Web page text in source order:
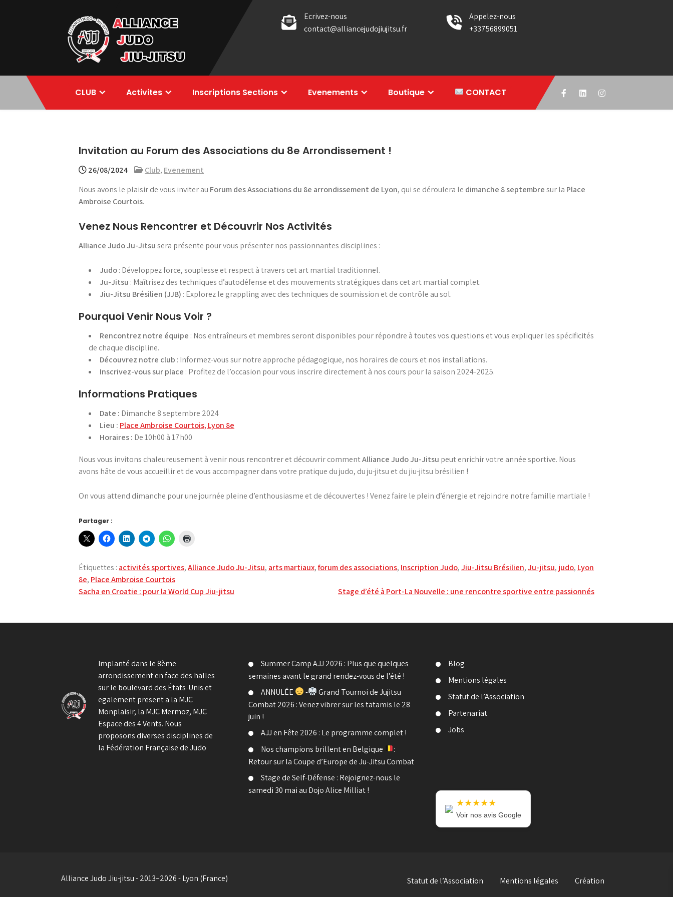
Alliance Judo
Jiu-jitsu
Ecrivez-nous
contact@alliancejudojiujitsu.fr
Appelez-nous
+33756899051
CLUB Activites Inscriptions Sections Evenements Boutique CONTACT
Invitation au Forum des Associations du 8e Arrondissement !
26/08/2024 Club, Evenement
Nous avons le plaisir de vous inviter au Forum des Associations du 8e arrondissement de Lyon, qui se déroulera le dimanche 8 septembresur la Place
Ambroise Courtois.
Venez Nous Rencontrer et Découvrir Nos Activités
Alliance Judo Ju-Jitsusera présente pour vous présenter nos passionnantes disciplines :
Judo: Développez force, souplesse et respect à travers cet art martial traditionnel.
Ju-Jitsu : Maîtrisez des techniques d’autodéfense et des mouvements stratégiques dans cet art martial complet.
Jiu-Jitsu Brésilien (JJB) : Explorez le grappling avec des techniques de soumission et de contrôle au sol.
Pourquoi Venir Nous Voir ?
Rencontrez notre équipe : Nos entraîneurs et membres seront disponibles pour répondre à toutes vos questions et vous expliquer les spécificités
de chaque discipline.
Découvrez notre club : Informez-vous sur notre approche pédagogique, nos horaires de cours et nos installations.
Inscrivez-vous sur place : Profitez de l’occasion pour vous inscrire directement à nos cours pour la saison 2024-2025.
Informations Pratiques
Date : Dimanche 8 septembre 2024
Lieu : Place Ambroise Courtois, Lyon 8e
Horaires : De 10h00 à 17h00
Nous vous invitons chaleureusement à venir nous rencontrer et découvrir commentAlliance Judo Ju-Jitsu peut enrichir votre année sportive. Nous
avons hâte de vous accueillir et de vous accompagner dans votre pratique du judo, du ju-jitsu et du jiu-jitsu brésilien !
On vous attend dimanche pour une journée pleine d’enthousiasme et de découvertes ! Venez faire le plein d’énergie et rejoindre notre famille martiale !
Partager :
Étiquettes : activités sportives,Alliance Judo Ju-Jitsu, arts martiaux,forum des associations, Inscription Judo,Jiu-Jitsu Brésilien,Ju-jitsu, judo, Lyon
8e, Place Ambroise Courtois
Navigation
Sacha en Croatie : pour la World Cup Jiu-jitsu Stage d’été à Port-La Nouvelle : une rencontre sportive entre passionnés
Implanté dans le 8ème
arrondissement en face des halles
sur le boulevard des États-Unis et
egalement present a la MJC
Monplaisir, la MJC Mermoz, MJC
Espace des 4 Vents. Nous
proposons diverses disciplines de
la Fédération Française de Judo
Summer Camp AJJ 2026 : Plus que quelques
semaines avant le grand rendez-vous de l’été !
ANNULÉE
-
Grand Tournoi de Jujitsu
Combat 2026 : Venez vibrer sur les tatamis le 28
juin !
AJJ en Fête 2026 : Le programme complet !
Nos champions brillent en Belgique
:
Retour sur la Coupe d’Europe de Ju-Jitsu Combat
Stage de Self-Défense : Rejoignez-nous le
samedi 30 mai au Dojo Alice Milliat !
Blog
Mentions légales
Statut de l’Association
Partenariat
Jobs
★★★★★
Voir nos avis Google
Alliance Judo Jiu-jitsu - 2013–2026 - Lyon (France) Statut de l’Association Mentions légales Création